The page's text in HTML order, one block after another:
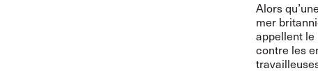
Alors
mer
appellent le
contre les